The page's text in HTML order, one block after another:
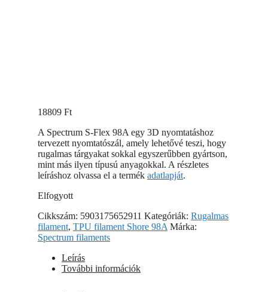
18809 Ft
A Spectrum S-Flex 98A egy 3D nyomtatáshoz
tervezett nyomtatószál, amely lehetővé teszi, hogy
rugalmas tárgyakat sokkal egyszerűbben gyártson,
mint más ilyen típusú anyagokkal. A részletes
leíráshoz olvassa el a termék adatlapját.
Elfogyott
Cikkszám: 5903175652911 Kategóriák: Rugalmas
filament, TPU filament Shore 98A Márka:
Spectrum filaments
Leírás
További információk